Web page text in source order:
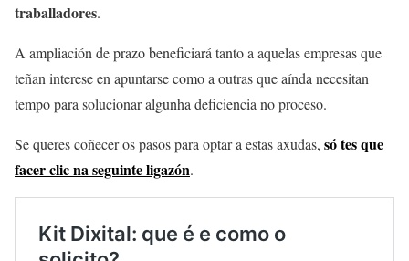
traballadores.
A ampliación de prazo beneficiará tanto a aquelas empresas que
teñan interese en apuntarse como a outras que aínda necesitan
tempo para solucionar algunha deficiencia no proceso.
Se queres coñecer os pasos para optar a estas axudas, só tes que
facer clic na seguinte ligazón.